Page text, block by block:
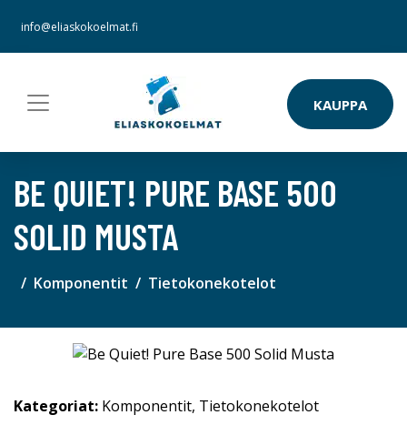
info@eliaskokoelmat.fi
KAUPPA
BE QUIET! PURE BASE 500
SOLID MUSTA
Komponentit Tietokonekotelot
Kategoriat: Komponentit, Tietokonekotelot